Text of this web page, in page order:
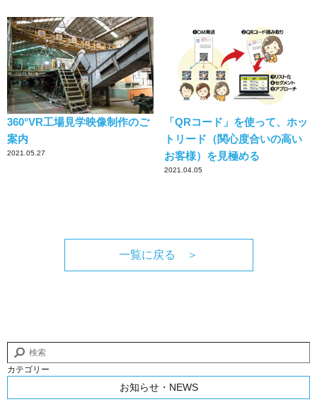
360°VR工場見学映像制作のご
案内
2021.05.27
「QRコード」を使って、ホッ
トリード（関心度合いの高い
お客様）を見極める
2021.04.05
一覧に戻る ＞
カテゴリー
お知らせ・NEWS